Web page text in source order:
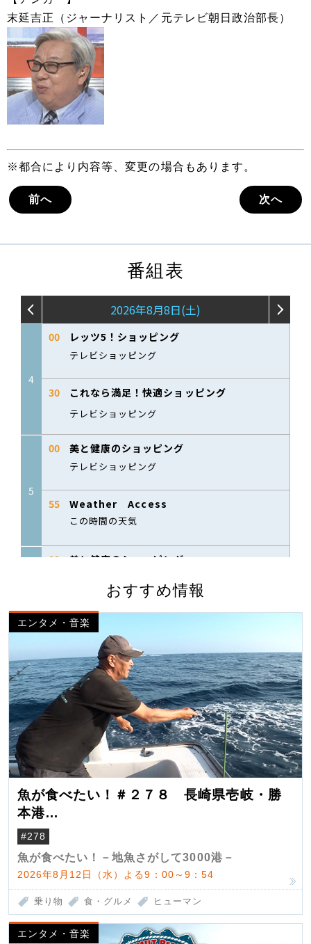
末延吉正（ジャーナリスト／元テレビ朝日政治部長）
※都合により内容等、変更の場合もあります。
前へ 次へ
番組表
おすすめ情報
エンタメ・音楽
魚が食べたい！＃２７８ 長崎県壱岐・勝
本港
（クロマグロ）
#278
魚が食べたい！－地魚さがして3000港－
2026年8月12日（水）よる9：00～9：54
乗り物 食・グルメ ヒューマン
エンタメ・音楽